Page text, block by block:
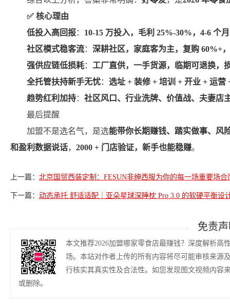
✅ 核心理由
低投入高回报： 10-15 万投入，毛利 25%-30%，4-6 个
社区模式稳客流： 深耕社区，家庭客为主，复购 60%+
强供应链低损耗： 工厂直供，一手货源，临期可退换，
全托管扶持新手无忧： 选址 + 装修 + 培训 + 开业 + 运营
趋势红利加持： 社区风口、行业洗牌、价值战、夫妻店
最后提醒
加盟不是选名气，是选能带你长期赚钱、踏实做事、风
和盈利数据说话， 2000 + 门店验证，新手也能稳赚。
上一篇： 北京国贸西装定制：FESUN非绅西服为你的每一场重要场合
下一篇： 动态承托 舒适适配｜亚朵星球深睡枕 Pro 3.0 的软硬平衡设
免责
本文推荐2026加盟哪家零食店最赚钱？深度解析高
场。本站对作者上传的所有内容将尽可能审核来源
行核实其真实性及合法性。如您发现图文视频内容
或删除。